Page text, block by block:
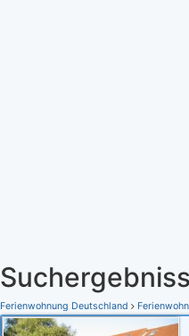
Ferienwohnung Deutschland